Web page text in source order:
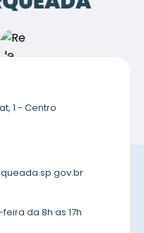
1 - Centro
da 8h as 17h